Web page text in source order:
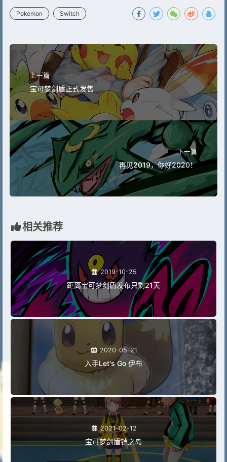
Pokemon Switch
上一篇
宝可梦剑盾正式发售
下一篇
再见2019，你好2020！
相关推荐
2019-10-25
距离宝可梦剑盾发布只剩21天
2020-05-21
入手Let's Go 伊布
2021-02-12
宝可梦剑盾铠之岛